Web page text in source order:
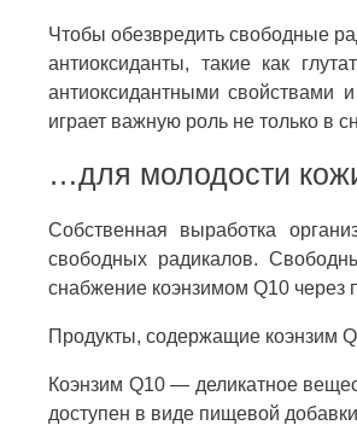
Чтобы обезвредить свободные
антиоксиданты, такие как
антиоксидантными свойствами
играет важную роль не только в
…для молодости
Собственная выработка
свободных радикалов.
снабжение коэнзимом Q10 через
Продукты, содержащие коэнзим
Коэнзим Q10 — деликатное
доступен в виде пищевой